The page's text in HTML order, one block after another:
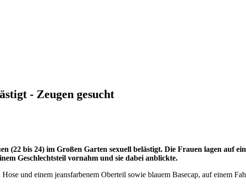
- Zeugen gesucht
(22 bis 24) im Großen Garten sexuell belästigt. Die Frauen lagen auf
Geschlechtsteil vornahm und sie dabei anblickte.
und einem jeansfarbenem Oberteil sowie blauem Basecap, auf einem